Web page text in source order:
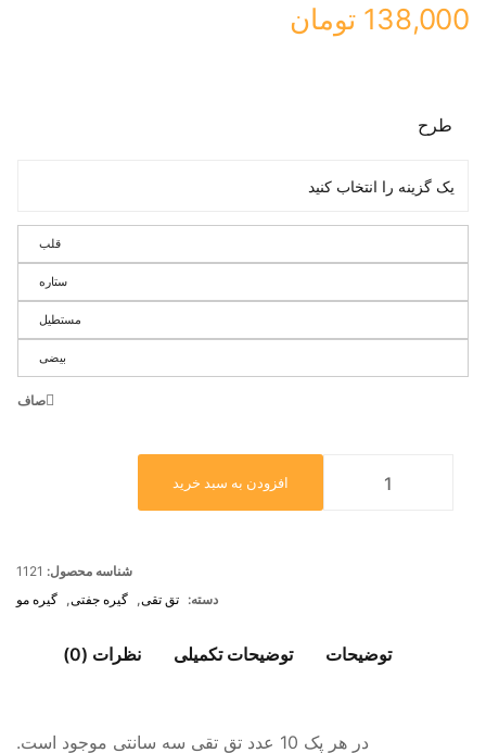
138,000 تومان
طرح
قلب
ستاره
مستطیل
بیضی
صاف
افزودن به سبد خرید
شناسه محصول: 1121
دسته: تق تقی گیره جفتی گیره مو
توضیحات توضیحات تکمیلی نظرات (0)
در هر پک 10 عدد تق تقی سه سانتی موجود است.